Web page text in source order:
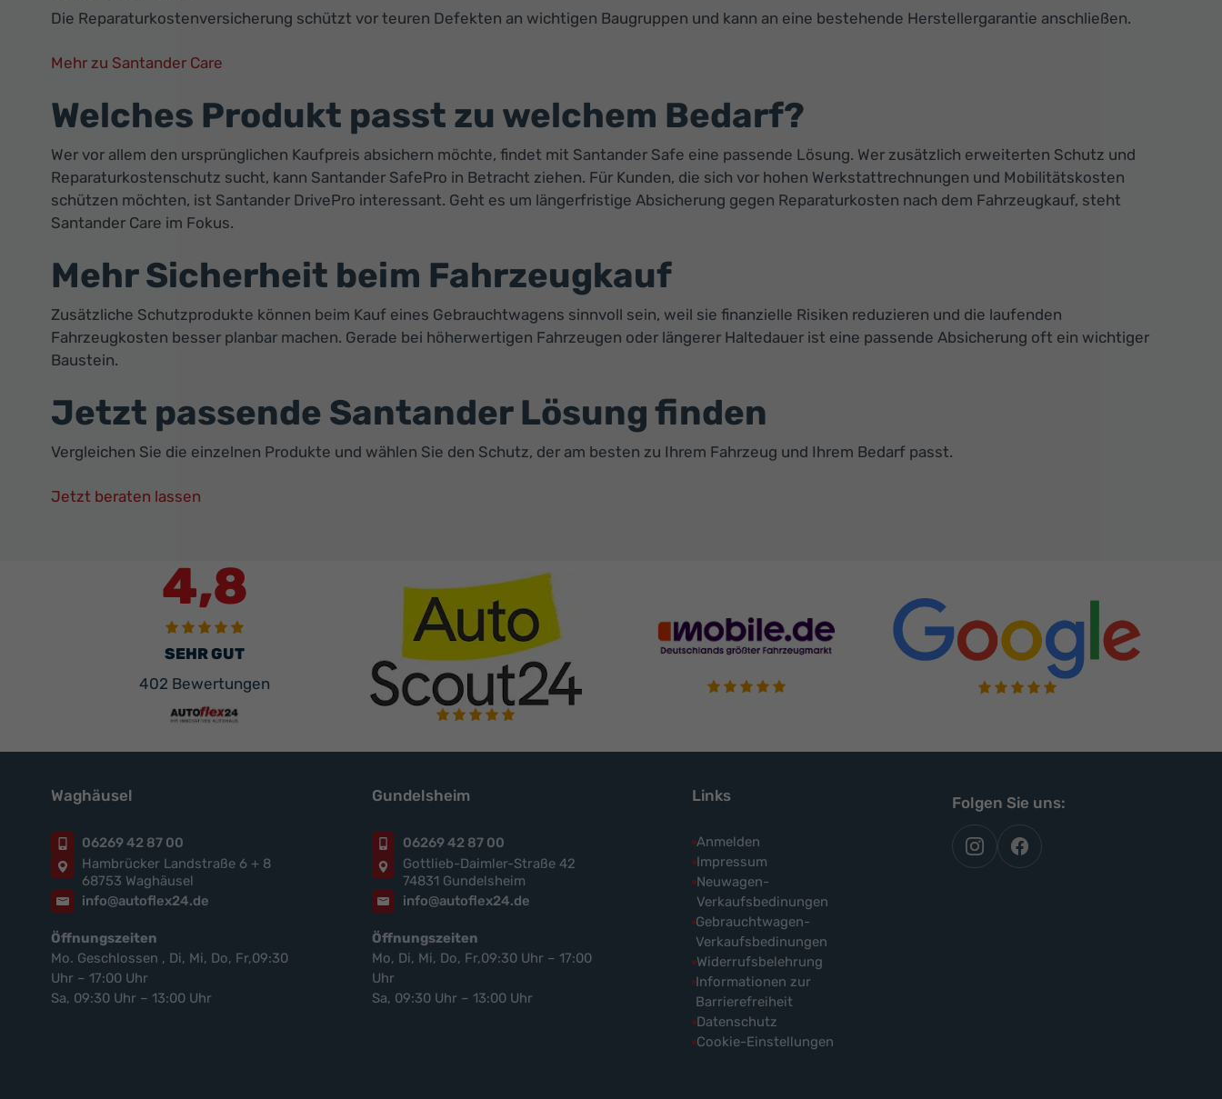
Die Reparaturkostenversicherung schützt vor teuren Defekten an wichtigen Baugruppen und kann an eine bestehende Herstellergarantie anschließen.
Mehr zu Santander Care
Welches Produkt passt zu welchem Bedarf?
Wer vor allem den ursprünglichen Kaufpreis absichern möchte, findet mit Santander Safe eine passende Lösung. Wer zusätzlich erweiterten Schutz und
Reparaturkostenschutz sucht, kann Santander SafePro in Betracht ziehen. Für Kunden, die sich vor hohen Werkstattrechnungen und Mobilitätskosten
schützen möchten, ist Santander DrivePro interessant. Geht es um längerfristige Absicherung gegen Reparaturkosten nach dem Fahrzeugkauf, steht
Santander Care im Fokus.
Mehr Sicherheit beim Fahrzeugkauf
Zusätzliche Schutzprodukte können beim Kauf eines Gebrauchtwagens sinnvoll sein, weil sie finanzielle Risiken reduzieren und die laufenden
Fahrzeugkosten besser planbar machen. Gerade bei höherwertigen Fahrzeugen oder längerer Haltedauer ist eine passende Absicherung oft ein wichtiger
Baustein.
Jetzt passende Santander Lösung finden
Vergleichen Sie die einzelnen Produkte und wählen Sie den Schutz, der am besten zu Ihrem Fahrzeug und Ihrem Bedarf passt.
Jetzt beraten lassen
4,8
SEHR GUT
402 Bewertungen
Waghäusel
06269 42 87 00
Hambrücker Landstraße 6 + 8
68753 Waghäusel
info@autoflex24.de
Öffnungszeiten
Mo. Geschlossen , Di, Mi, Do, Fr,09:30
Uhr – 17:00 Uhr
Sa, 09:30 Uhr – 13:00 Uhr
Gundelsheim
06269 42 87 00
Gottlieb-Daimler-Straße 42
74831 Gundelsheim
info@autoflex24.de
Öffnungszeiten
Mo, Di, Mi, Do, Fr,09:30 Uhr – 17:00
Uhr
Sa, 09:30 Uhr – 13:00 Uhr
Links
Anmelden
Impressum
Neuwagen-
Verkaufsbedinungen
Gebrauchtwagen-
Verkaufsbedinungen
Widerrufsbelehrung
Informationen zur
Barrierefreiheit
Datenschutz
Cookie-Einstellungen
Folgen Sie uns:
autoflex
auf
autoflex24
auf